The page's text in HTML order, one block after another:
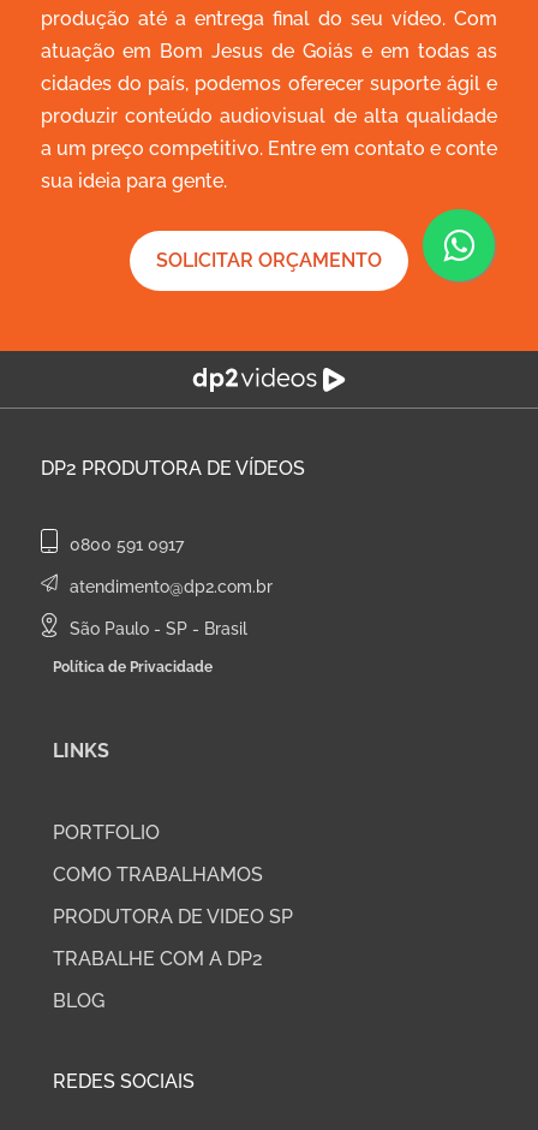
produção até a entrega final do seu vídeo. Com
atuação em Bom Jesus de Goiás e em todas as
cidades do país, podemos oferecer suporte ágil e
produzir conteúdo audiovisual de alta qualidade
a um preço competitivo. Entre em contato e conte
sua ideia para gente.
SOLICITAR ORÇAMENTO
DP2 PRODUTORA DE VÍDEOS
0800 591 0917
atendimento@dp2.com.br
São Paulo - SP - Brasil
Política de Privacidade
LINKS
PORTFOLIO
COMO TRABALHAMOS
PRODUTORA DE VIDEO SP
TRABALHE COM A DP2
BLOG
REDES SOCIAIS